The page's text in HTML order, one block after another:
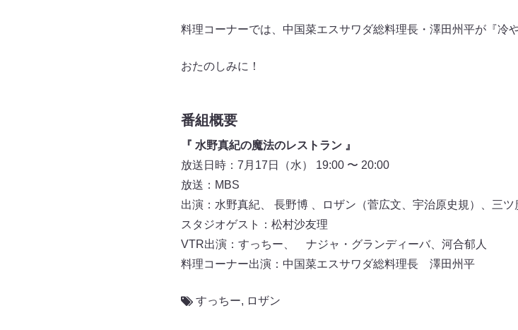
料理コーナーでは、中国菜エスサワダ総料理長・澤田州平が『冷
おたのしみに！
番組概要
『 水野真紀の魔法のレストラン 』
放送日時：7月17日（水） 19:00 〜 20:00
放送：MBS
出演：水野真紀、 長野博 、ロザン（菅広文、宇治原史規）、三
スタジオゲスト：松村沙友理
VTR出演：すっちー、 ナジャ・グランディーバ、河合郁人
料理コーナー出演：中国菜エスサワダ総料理長 澤田州平
すっちー, ロザン